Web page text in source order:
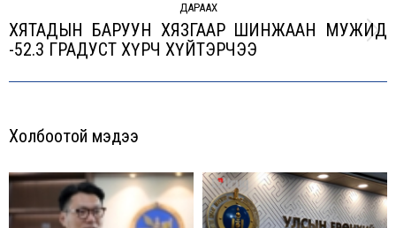
ДАРААХ
Next
ХЯТАДЫН БАРУУН ХЯЗГААР ШИНЖААН МУЖИД
-52.3 ГРАДУСТ ХҮРЧ ХҮЙТЭРЧЭЭ
Холбоотой мэдээ